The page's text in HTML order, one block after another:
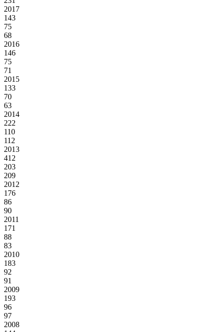
2017
143
75
68
2016
146
75
71
2015
133
70
63
2014
222
110
112
2013
412
203
209
2012
176
86
90
2011
171
88
83
2010
183
92
91
2009
193
96
97
2008